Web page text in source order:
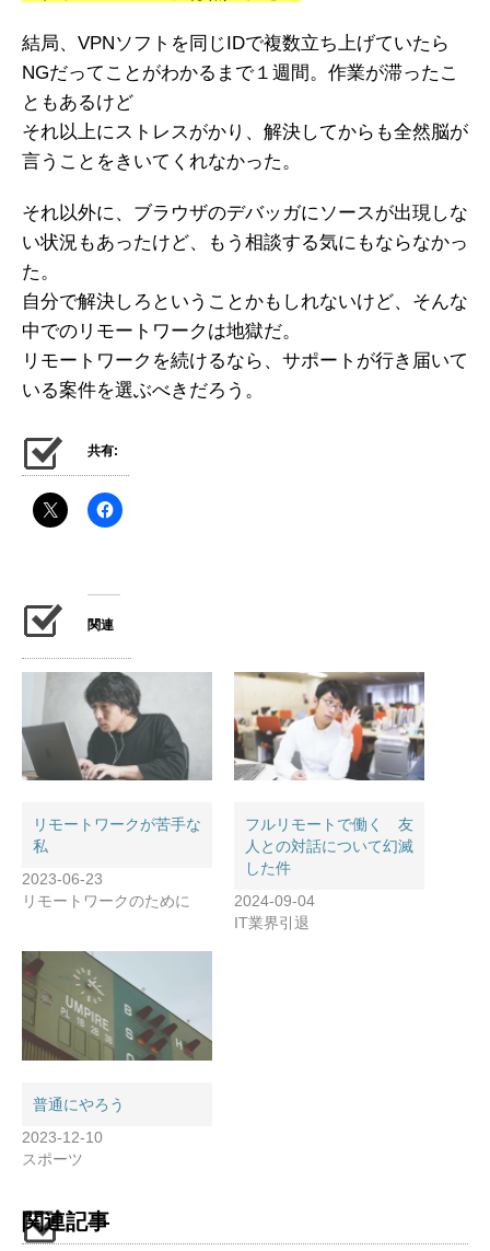
結局、VPNソフトを同じIDで複数立ち上げていたら
NGだってことがわかるまで１週間。作業が滞ったこ
ともあるけど
それ以上にストレスがかり、解決してからも全然脳が
言うことをきいてくれなかった。
それ以外に、ブラウザのデバッガにソースが出現しな
い状況もあったけど、もう相談する気にもならなかっ
た。
自分で解決しろということかもしれないけど、そんな
中でのリモートワークは地獄だ。
リモートワークを続けるなら、サポートが行き届いて
いる案件を選ぶべきだろう。
共有:
関連
リモートワークが苦手な
私
2023-06-23
リモートワークのために
フルリモートで働く 友
人との対話について幻滅
した件
2024-09-04
IT業界引退
普通にやろう
2023-12-10
スポーツ
関連記事